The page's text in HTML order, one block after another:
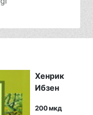
Хенрик
Ибзен
200 мкд